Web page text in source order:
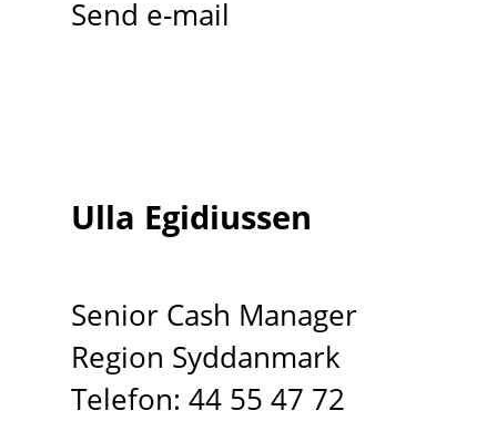
Send e-mail
Ulla Egidiussen
Senior Cash Manager
Region Syddanmark
Telefon: 44 55 47 72